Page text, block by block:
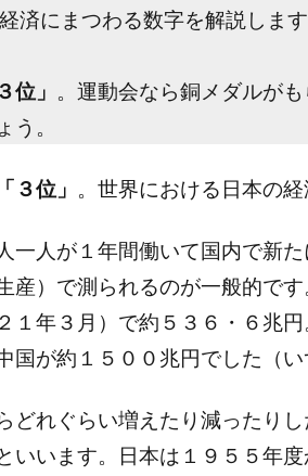
済にまつわる数字を解説します
位」 。運動会なら銅メダルが
。
「３位」 。世界における日本の経
人が１年間働いて国内で新
産）で測られるのが一般的で
１年３月）で約５３６・６兆
国が約１５００兆円でした（い
れぐらい増えたり減ったり
いいます。日本は１９５５年